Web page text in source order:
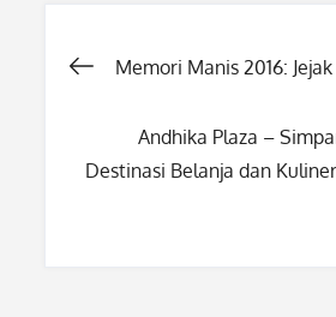
Post
navigation
Memori Manis 2016: Jejak
Andhika Plaza –
Destinasi Belanja dan